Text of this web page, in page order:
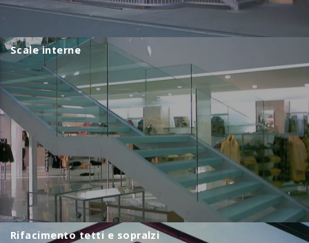
Scale interne
Rifacimento tetti e sopralzi